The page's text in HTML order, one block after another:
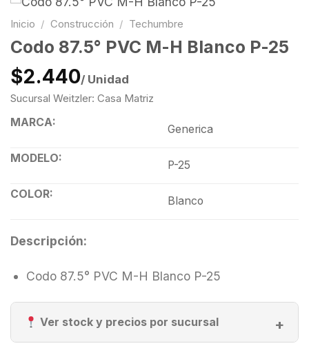
Inicio / Construcción / Techumbre
Codo 87.5° PVC M-H Blanco P-25
$2.440/ Unidad
Sucursal Weitzler: Casa Matriz
MARCA:
Generica
MODELO:
P-25
COLOR:
Blanco
Descripción:
Codo 87.5° PVC M-H Blanco P-25
Ver stock y precios por sucursal